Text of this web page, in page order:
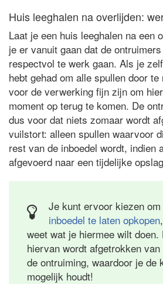
Huis leeghalen na overlijden:
Laat je een huis leeghalen na een
je er vanuit gaan dat de
respectvol te werk gaan. Als je
hebt gehad om alle spullen door
voor de verwerking fijn zijn om
moment op terug te komen. De
dus voor dat niets zomaar wordt
vuilstort: alleen spullen waarvoor
rest van de inboedel wordt, indien
afgevoerd naar een tijdelijke
Je kunt ervoor kiezen
inboedel te laten opkopen
weet wat je hiermee wilt doen.
hiervan wordt afgetrokken
de ontruiming, waardoor je de
mogelijk houdt!